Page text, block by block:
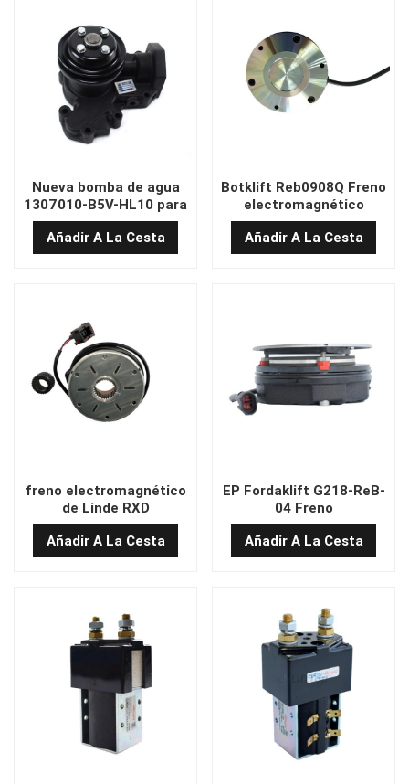
Nueva bomba de agua
1307010-B5V-HL10 para
la carretilla elevadora
CPCD20-30 con motor
Xichai
Añadir A La Cesta
Botklift Reb0908Q Freno
electromagnético
Añadir A La Cesta
freno electromagnético
de Linde RXD
Añadir A La Cesta
EP Fordaklift G218-ReB-
04 Freno
electromagnético
Añadir A La Cesta